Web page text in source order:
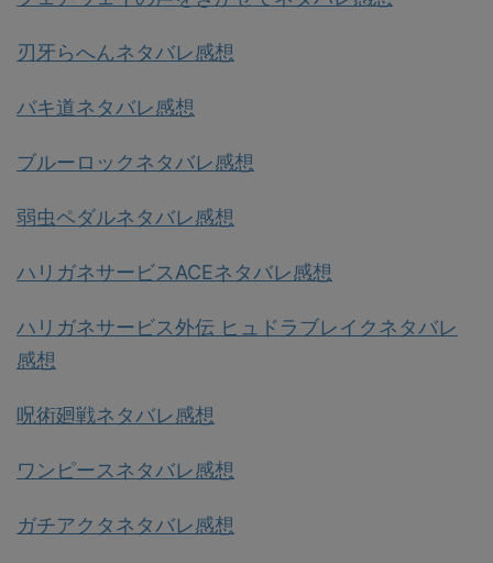
刃牙らへんネタバレ感想
バキ道ネタバレ感想
ブルーロックネタバレ感想
弱虫ペダルネタバレ感想
ハリガネサービスACEネタバレ感想
ハリガネサービス外伝 ヒュドラブレイクネタバレ
感想
呪術廻戦ネタバレ感想
ワンピースネタバレ感想
ガチアクタネタバレ感想